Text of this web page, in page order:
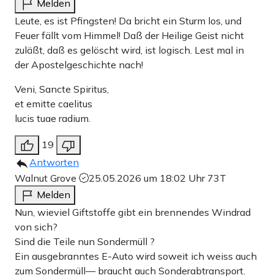
Melden
Leute, es ist Pfingsten! Da bricht ein Sturm los, und
Feuer fällt vom Himmel! Daß der Heilige Geist nicht
zuläßt, daß es gelöscht wird, ist logisch. Lest mal in
der Apostelgeschichte nach!
Veni, Sancte Spiritus,
et emitte caelitus
lucis tuae radium.
19
Antworten
Walnut Grove
25.05.2026 um 18:02 Uhr 73T
Melden
Nun, wieviel Giftstoffe gibt ein brennendes Windrad
von sich?
Sind die Teile nun Sondermüll ?
Ein ausgebranntes E-Auto wird soweit ich weiss auch
zum Sondermüll— braucht auch Sonderabtransport.